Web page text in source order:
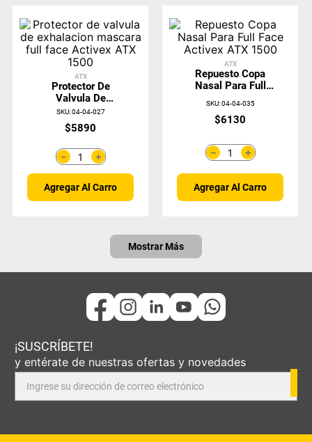
ATX
Protector De
Valvula De
Exhalacion Mascara
Full Face Activex
ATX 1500
SKU:04-04-027
$5890
＋
－
Agregar Al Carro
ATX
Repuesto Copa
Nasal Para Full
1500
SKU:04-04-035
$6130
＋
－
Agregar Al Carro
Mostrar Más
¡SUSCRÍBETE!
y entérate de nuestras ofertas y novedades